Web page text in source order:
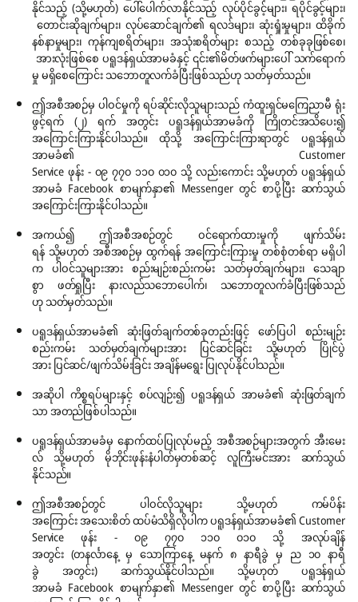
နိုင်သည့် (သို့မဟုတ်) ပေါ်ပေါက်လာနိုင်သည့် လုပ်ပိုင်ခွင့်များ၊ ရပိုင်ခွင့်များ၊
တောင်းဆိုချက်များ၊ လုပ်ဆောင်ချက်၏ ရလဒ်များ၊ ဆုံးရှုံးမှုများ၊ ထိခိုက်
နစ်နာမှုများ၊ ကုန်ကျစရိတ်များ၊ အသုံးစရိတ်များ စသည့် တစ်ခုခုဖြစ်စေ၊
အားလုံးဖြစ်စေ ပရူဒန်ရှယ်အာမခံနှင့် ၎င်း၏မိတ်ဖက်များပေါ် သက်ရောက်
မှု မရှိစေကြောင်း သဘောတူလက်ခံပြီးဖြစ်သည်ဟု သတ်မှတ်သည်။
ဤအစီအစဉ်မှ ပါဝင်မှုကို ရပ်ဆိုင်းလိုသူများသည် ကံထူးရှင်မကြေညာမီ ရုံး
ဖွင့်ရက် (၂) ရက် အတွင်း ပရူဒန်ရှယ်အာမခံကို ကြိုတင်အသိပေး၍
အကြောင်းကြားနိုင်ပါသည်။ ထိုသို့ အကြောင်းကြားရာတွင် ပရူဒန်ရှယ်
အာမခံ၏ Customer
Service ဖုန်း - ၀၉ ၇၇၀ ၁၁၀ ၀၁၀ သို့ လည်းကောင်း သို့မဟုတ် ပရူဒန်ရှယ်
အာမခံ Facebook စာမျက်နှာ၏ Messenger တွင် စာပို့ပြီး ဆက်သွယ်
အကြောင်းကြားနိုင်ပါသည်။
အကယ်၍ ဤအစီအစဉ်တွင် ဝင်ရောက်ထားမှုကို ဖျက်သိမ်း
ရန် သို့မဟုတ် အစီအစဉ်မှ ထွက်ရန် အကြောင်းကြားမှု တစ်စုံတစ်ရာ မရှိပါ
က ပါဝင်သူများအား စည်းမျဉ်းစည်းကမ်း သတ်မှတ်ချက်များ၊ သေချာ
စွာ ဖတ်ရှုပြီး နားလည်သဘောပေါက်၊ သဘောတူလက်ခံပြီးဖြစ်သည်
ဟု သတ်မှတ်သည်။
ပရူဒန်ရှယ်အာမခံ၏ ဆုံးဖြတ်ချက်တစ်ခုတည်းဖြင့် ဖော်ပြပါ စည်းမျဉ်း
စည်းကမ်း သတ်မှတ်ချက်များအား ပြင်ဆင်ခြင်း သို့မဟုတ် ပြိုင်ပွဲ
အား ပြင်ဆင်/ဖျက်သိမ်းခြင်း အချိန်မရွေး ပြုလုပ်နိုင်ပါသည်။
အဆိုပါ ကိစ္စရပ်များနှင့် စပ်လျဉ်း၍ ပရူဒန်ရှယ် အာမခံ၏ ဆုံးဖြတ်ချက်
သာ အတည်ဖြစ်ပါသည်။
ပရူဒန်ရှယ်အာမခံမှ နောက်ထပ်ပြုလုပ်မည့် အစီအစဉ်များအတွက် အီးမေး
လ် သို့မဟုတ် မိုဘိုင်းဖုန်းနံပါတ်မှတစ်ဆင့် လူကြီးမင်းအား ဆက်သွယ်
နိုင်သည်။
ဤအစီအစဉ်တွင် ပါဝင်လိုသူများ သို့မဟုတ် ကမ်ပိန်း
အကြောင်း အသေးစိတ် ထပ်မံသိရှိလိုပါက ပရူဒန်ရှယ်အာမခံ၏ Customer
Service ဖုန်း - ၀၉ ၇၇၀ ၁၁၀ ၀၁၀ သို့ အလုပ်ချိန်
အတွင်း (တနင်္လာနေ့ မှ သောကြာနေ့ မနက် ၈ နာရီခွဲ မှ ည ၁၀ နာရီ
ခွဲ အတွင်း) ဆက်သွယ်နိုင်ပါသည်။ သို့မဟုတ် ပရူဒန်ရှယ်
အာမခံ Facebook စာမျက်နှာ၏ Messenger တွင် စာပို့ပြီး ဆက်သွယ်